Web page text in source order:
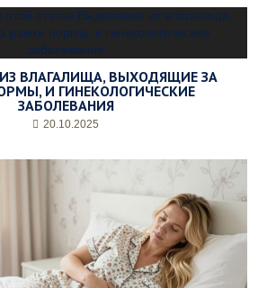
ВЛАГАЛИЩА, ВЫХОДЯЩИЕ ЗА
И ГИНЕКОЛОГИЧЕСКИЕ
ЗАБОЛЕВАНИЯ
20.10.2025